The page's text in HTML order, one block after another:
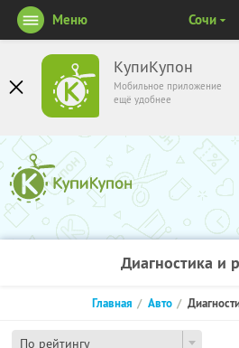
КупиКупон
Мобильное приложение
ещё удобнее
Меню Сочи
Диагностика и
По рейтингу
Главная Авто